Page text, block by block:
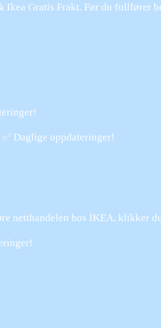
Ikea Gratis Frakt. Før du fullfører
Daglige oppdateringer!
netthandelen hos IKEA, klikker